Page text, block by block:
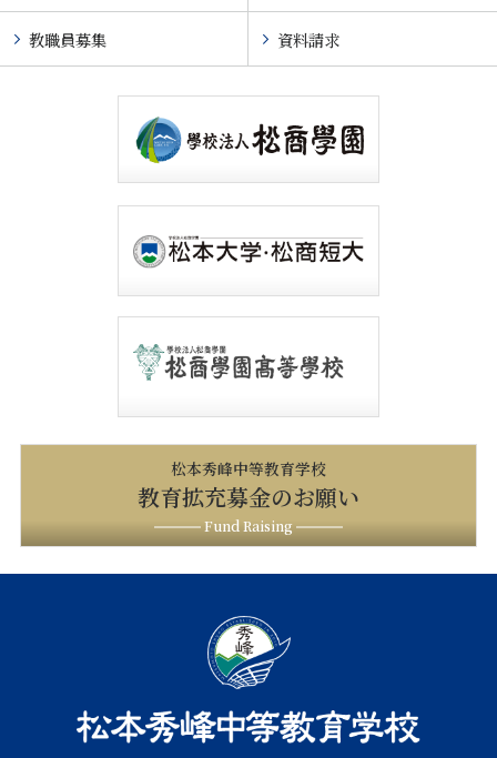
教職員募集 資料請求
松本秀峰中等教育学校
教育拡充募金のお願い
Fund Raising